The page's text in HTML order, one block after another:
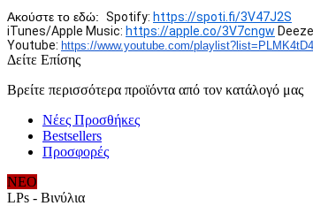
Ακούστε το εδώ: Spotify: https://spoti.fi/3V47J2S
iTunes/Apple Music: https://apple.co/3V7cngw
Youtube: https://www.youtube.com/playlist?list=
Δείτε Επίσης
Βρείτε περισσότερα προϊόντα από τον κατάλογό μας
Νέες Προσθήκες
Bestsellers
Προσφορές
ΝΕΟ
LPs - Βινύλια